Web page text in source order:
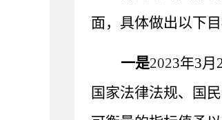
面，具体做出以下目
一是2023年3月
国家法律法规、国